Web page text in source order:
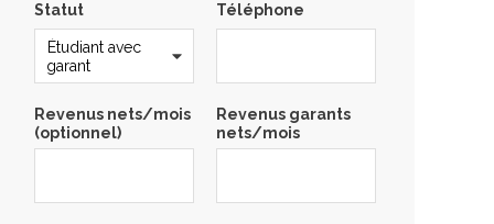
Statut Téléphone
Revenus nets/mois
(optionnel)
Revenus garants
nets/mois